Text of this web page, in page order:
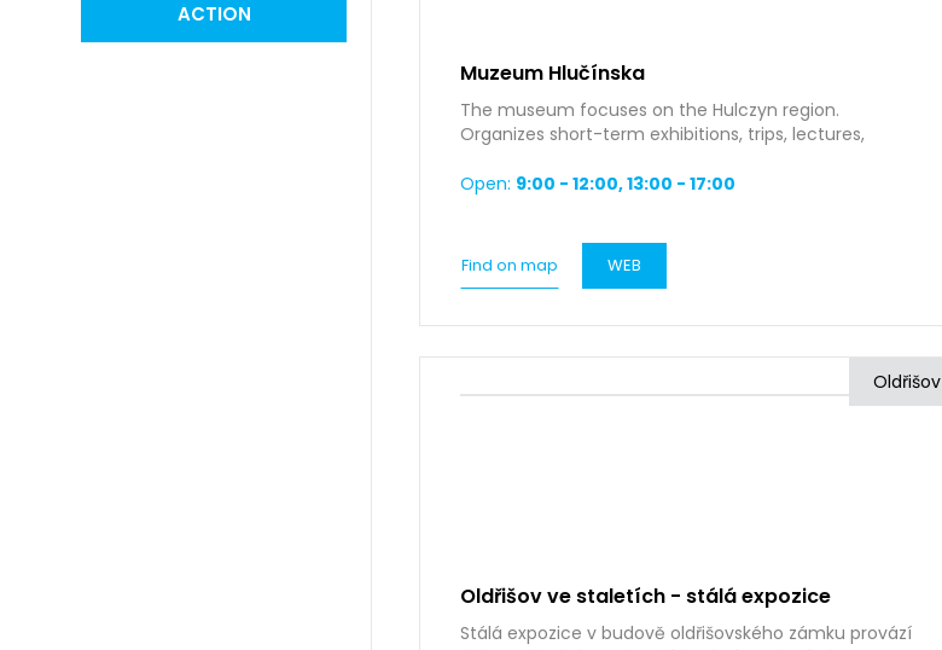
ACTION
Muzeum Hlučínska
The museum focuses on the Hulczyn region.
Organizes short-term exhibitions, trips, lectures,
Open: 9:00 - 12:00, 13:00 - 17:00
Find on map WEB
Oldřišov
Oldřišov ve staletích - stálá expozice
Stálá expozice v budově oldřišovského zámku provází